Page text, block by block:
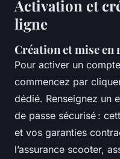
Activation et
ligne
Création et mise en
Pour activer un
commencez par
dédié. Renseignez un
de passe sécurisé :
et vos garanties
l’assurance scooter,